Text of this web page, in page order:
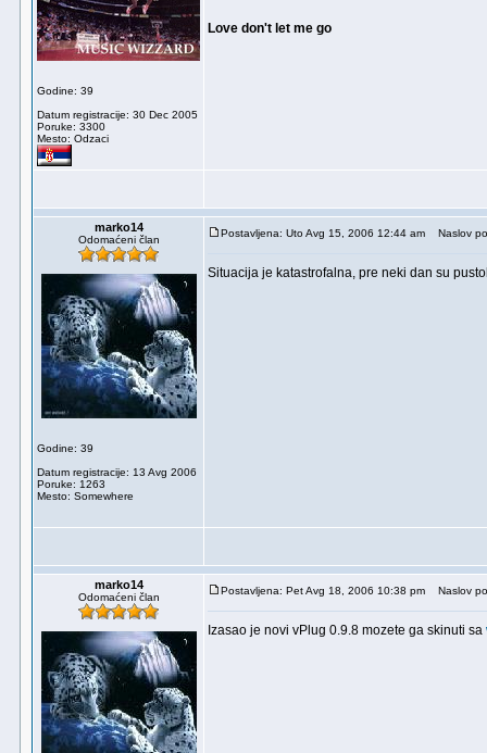
Godine: 39
Datum registracije: 30 Dec 2005
Poruke: 3300
Mesto: Odzaci
Love don't let me go
marko14
Odomaćeni član
Godine: 39
Datum registracije: 13 Avg 2006
Poruke: 1263
Mesto: Somewhere
Postavljena: Uto Avg 15, 2006 12:44 am Naslov
Situacija je katastrofalna, pre neki dan su
marko14
Odomaćeni član
Postavljena: Pet Avg 18, 2006 10:38 pm Naslov
Izasao je novi vPlug 0.9.8 mozete ga skinuti sa